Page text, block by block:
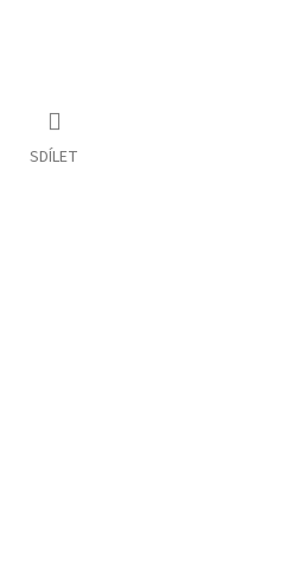
SDÍLET